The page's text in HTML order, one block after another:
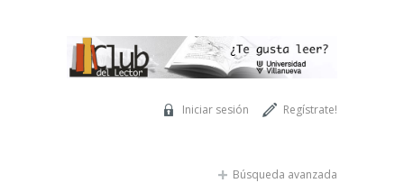
Regístrate!
Iniciar sesión
Búsqueda avanzada